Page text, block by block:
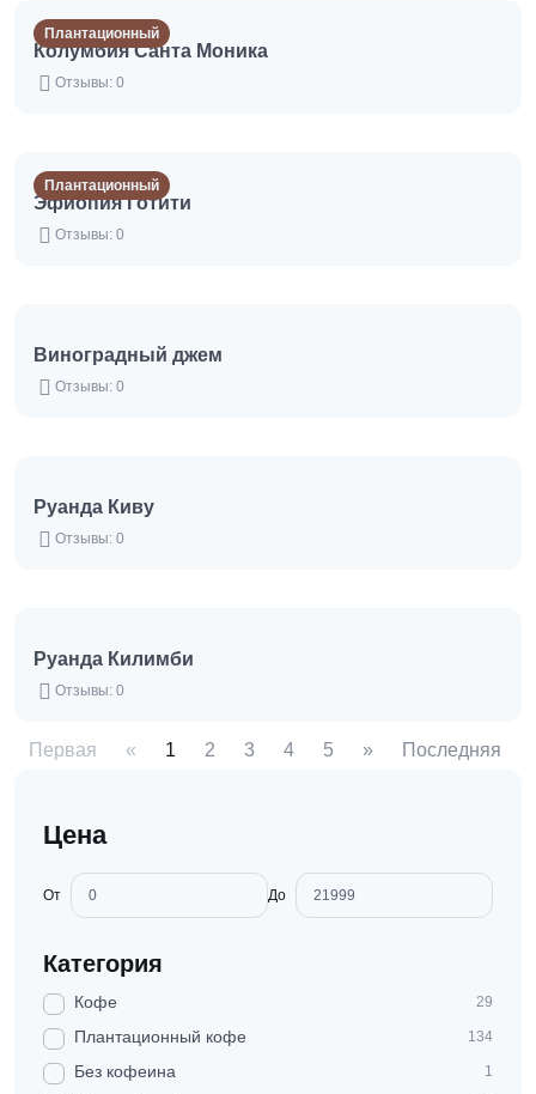
Цена
От До
Категория
Кофе 29
Плантационный кофе 134
Без кофеина 1
Плантационный
Колумбия Санта Моника
Отзывы: 0
Плантационный
Эфиопия Готити
Отзывы: 0
Виноградный джем
Отзывы: 0
Руанда Киву
Отзывы: 0
Руанда Килимби
Отзывы: 0
Первая « 1 2 3 4 5 » Последняя